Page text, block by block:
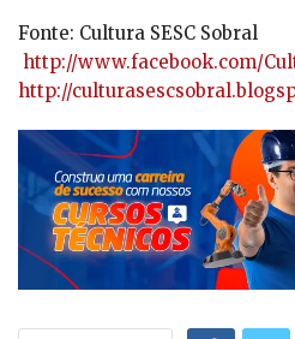
Fonte: Cultura SESC Sobral
http://www.facebook.com/
http://